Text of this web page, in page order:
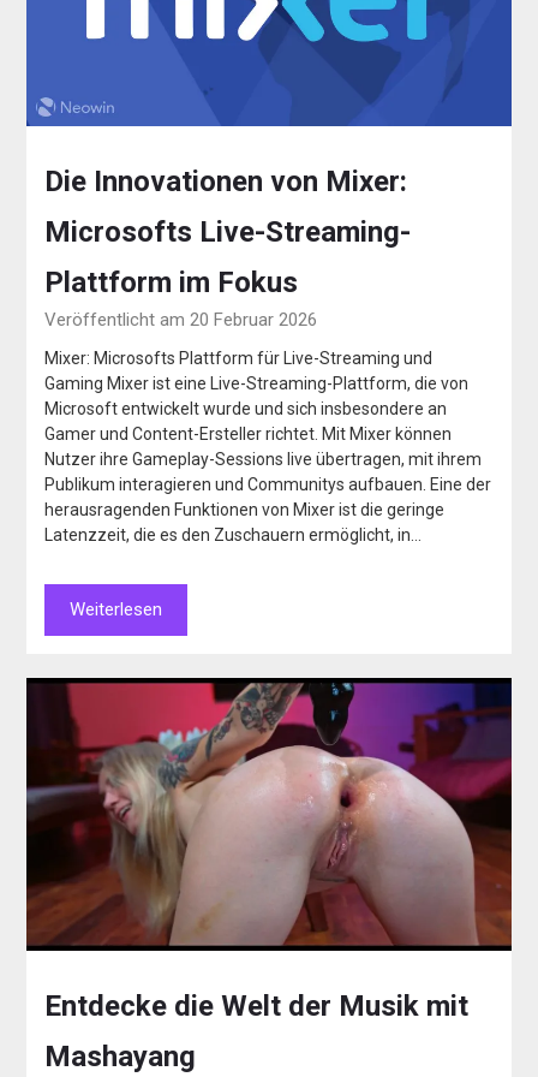
Die Innovationen von Mixer:
Microsofts Live-Streaming-
Plattform im Fokus
Veröffentlicht am 20 Februar 2026
Mixer: Microsofts Plattform für Live-Streaming und
Gaming Mixer ist eine Live-Streaming-Plattform, die von
Microsoft entwickelt wurde und sich insbesondere an
Gamer und Content-Ersteller richtet. Mit Mixer können
Nutzer ihre Gameplay-Sessions live übertragen, mit ihrem
Publikum interagieren und Communitys aufbauen. Eine der
herausragenden Funktionen von Mixer ist die geringe
Latenzzeit, die es den Zuschauern ermöglicht, in…
Weiterlesen
Entdecke die Welt der Musik mit
Mashayang